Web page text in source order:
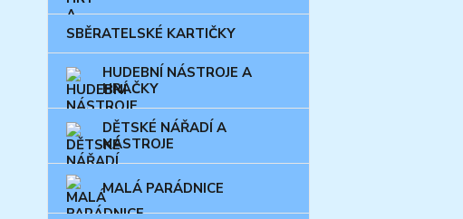
SBĚRATELSKÉ KARTIČKY
HUDEBNÍ NÁSTROJE A
HRAČKY
DĚTSKÉ NÁŘADÍ A
NÁSTROJE
MALÁ PARÁDNICE